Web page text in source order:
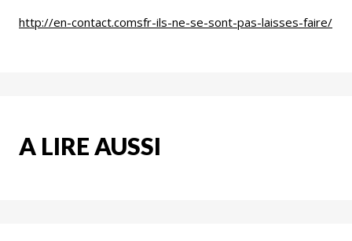
http://en-contact.comsfr-ils-ne-se-sont-pas-laisses-faire/
A LIRE AUSSI